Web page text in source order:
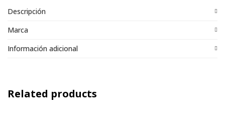
Descripción
Marca
Información adicional
Related products